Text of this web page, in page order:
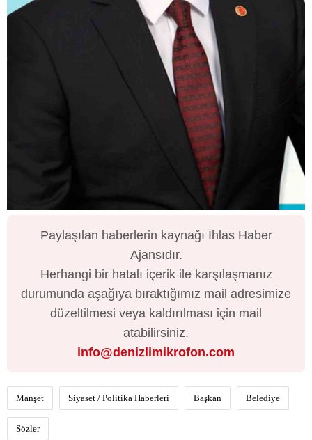
Paylaşılan haberlerin kaynağı İhlas Haber
Ajansıdır.
Herhangi bir hatalı içerik ile karşılaşmanız
durumunda aşağıya bıraktığımız mail adresimize
düzeltilmesi veya kaldırılması için mail
atabilirsiniz.
info@denizlimikrofon.com
Manşet Siyaset / Politika Haberleri Başkan Belediye
Sözler